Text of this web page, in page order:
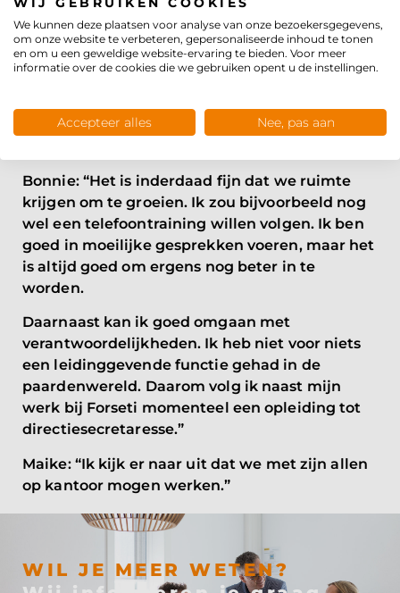
Maike: “Ik ben nog lerende en dat vind ik juist
heel leuk. Iedere dag leer je wel iets bij en ik
mezelf kan blijven ontwikkelen en dat ik in de
Bonnie: “Het is inderdaad fijn dat we ruimte
krijgen om te groeien. Ik zou bijvoorbeeld nog
wel een telefoontraining willen volgen. Ik ben
goed in moeilijke gesprekken voeren, maar het
is altijd goed om ergens nog beter in te
worden.
Daarnaast kan ik goed omgaan met
verantwoordelijkheden. Ik heb niet voor niets
een leidinggevende functie gehad in de
paardenwereld. Daarom volg ik naast mijn
werk bij Forseti momenteel een opleiding tot
directiesecretaresse.”
Maike: “Ik kijk er naar uit dat we met zijn allen
op kantoor mogen werken.”
WIL JE MEER WETEN?
We kunnen deze plaatsen voor analyse van onze bezoekersgegevens,
om onze website te verbeteren, gepersonaliseerde inhoud te tonen
en om u een geweldige website-ervaring te bieden. Voor meer
informatie over de cookies die we gebruiken opent u de instellingen.
Accepteer alles Nee, pas aan